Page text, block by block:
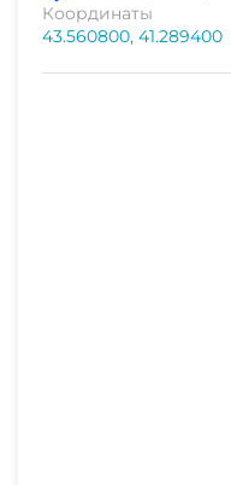
Координаты
43.560800, 41.289400